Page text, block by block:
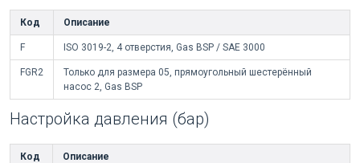
Код Описание
F ISO 3019-2, 4 отверстия, Gas BSP / SAE 3000
FGR2
Только для размера 05, прямоугольный шестерённый
насос 2, Gas BSP
Настройка давления (бар)
Код Описание